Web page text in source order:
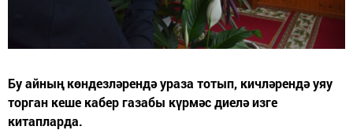
Бу айның көндезләрендә ураза тотып, кичләрендә уяу
торган кеше кабер газабы күрмәс диелә изге
китапларда.